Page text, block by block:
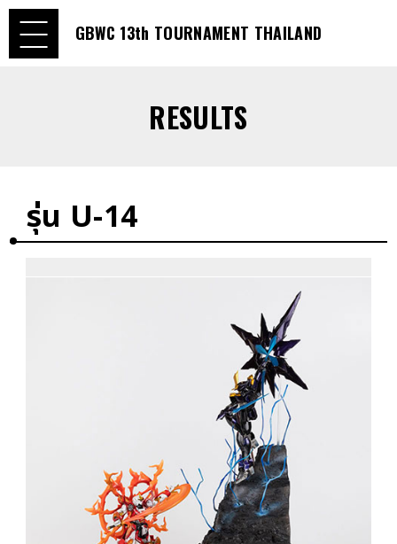
GBWC 13th TOURNAMENT THAILAND
RESULTS
รุ่น U-14